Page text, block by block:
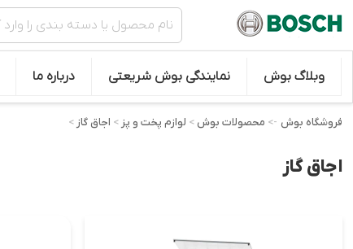
وبلاگ بوش نمایندگی بوش شریعتی درباره ما
فروشگاه بوش -> محصولات بوش> لوازم پخت و پز> اجاق گاز>
اجاق گاز